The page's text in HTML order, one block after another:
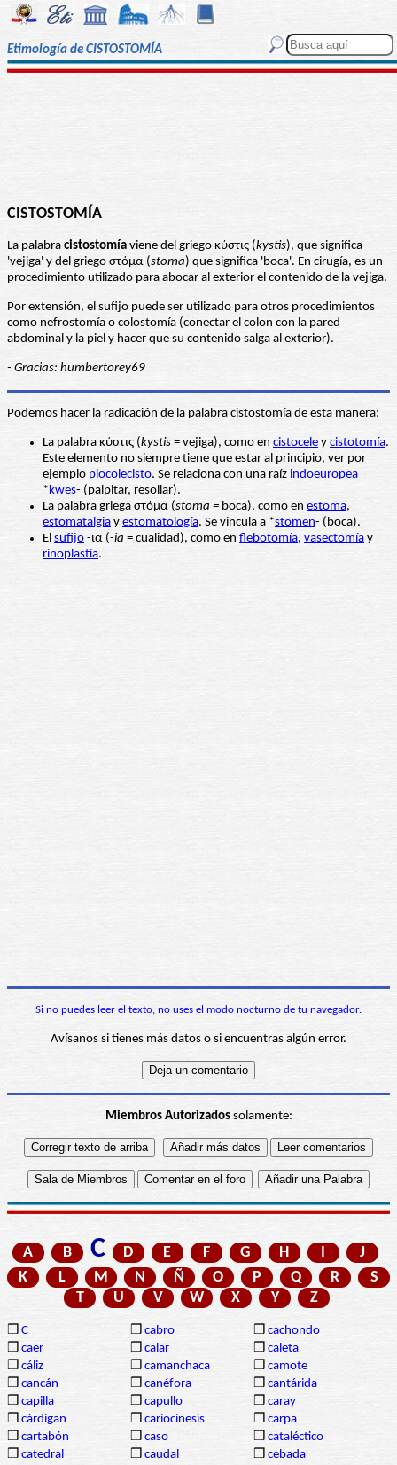
Etimología de CISTOSTOMÍA
CISTOSTOMÍA
La palabra cistostomía viene del griego κύστις (kystis), que significa
'vejiga' y del griego στόμα (stoma) que significa 'boca'. En cirugía, es un
procedimiento utilizado para abocar al exterior el contenido de la vejiga.
Por extensión, el sufijo puede ser utilizado para otros procedimientos
como nefrostomía o colostomía (conectar el colon con la pared
abdominal y la piel y hacer que su contenido salga al exterior).
- Gracias: humbertorey69
Podemos hacer la radicación de la palabra cistostomía de esta manera:
La palabra κύστις (kystis = vejiga), como en cistocele y cistotomía.
Este elemento no siempre tiene que estar al principio, ver por
ejemplo piocolecisto. Se relaciona con una raíz indoeuropea
*kwes- (palpitar, resollar).
La palabra griega στόμα (stoma = boca), como en estoma,
estomatalgia y estomatología. Se vincula a *stomen- (boca).
El sufijo -ια (-ia = cualidad), como en flebotomía, vasectomía y
rinoplastia.
Si no puedes leer el texto, no uses el modo nocturno de tu navegador.
Avísanos si tienes más datos o si encuentras algún error.
Miembros Autorizadossolamente:
A B C D E F G H I
J
K
L M N Ñ O P Q R
S
T
U V W X Y Z
❒ C ❒ cabro ❒ cachondo
❒ caer ❒ calar ❒ caleta
❒ cáliz ❒ camanchaca ❒ camote
❒ cancán ❒ canéfora ❒ cantárida
❒ capilla ❒ capullo ❒ caray
❒ cárdigan ❒ cariocinesis ❒ carpa
❒ cartabón ❒ caso ❒ cataléctico
❒ catedral ❒ caudal ❒ cebada